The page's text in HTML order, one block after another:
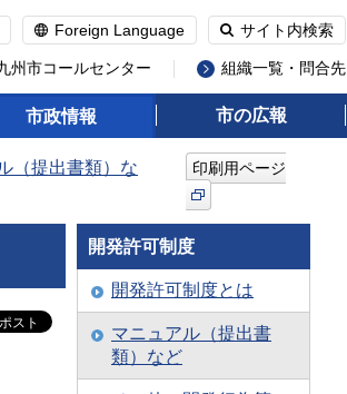
Foreign Language サイト内検索
州市コールセンター 組織一覧・問合先
市政情報 市の広報
（提出書類）な
印刷用ページ
開発許可制度
開発許可制度とは
マニュアル（提出書
類）など